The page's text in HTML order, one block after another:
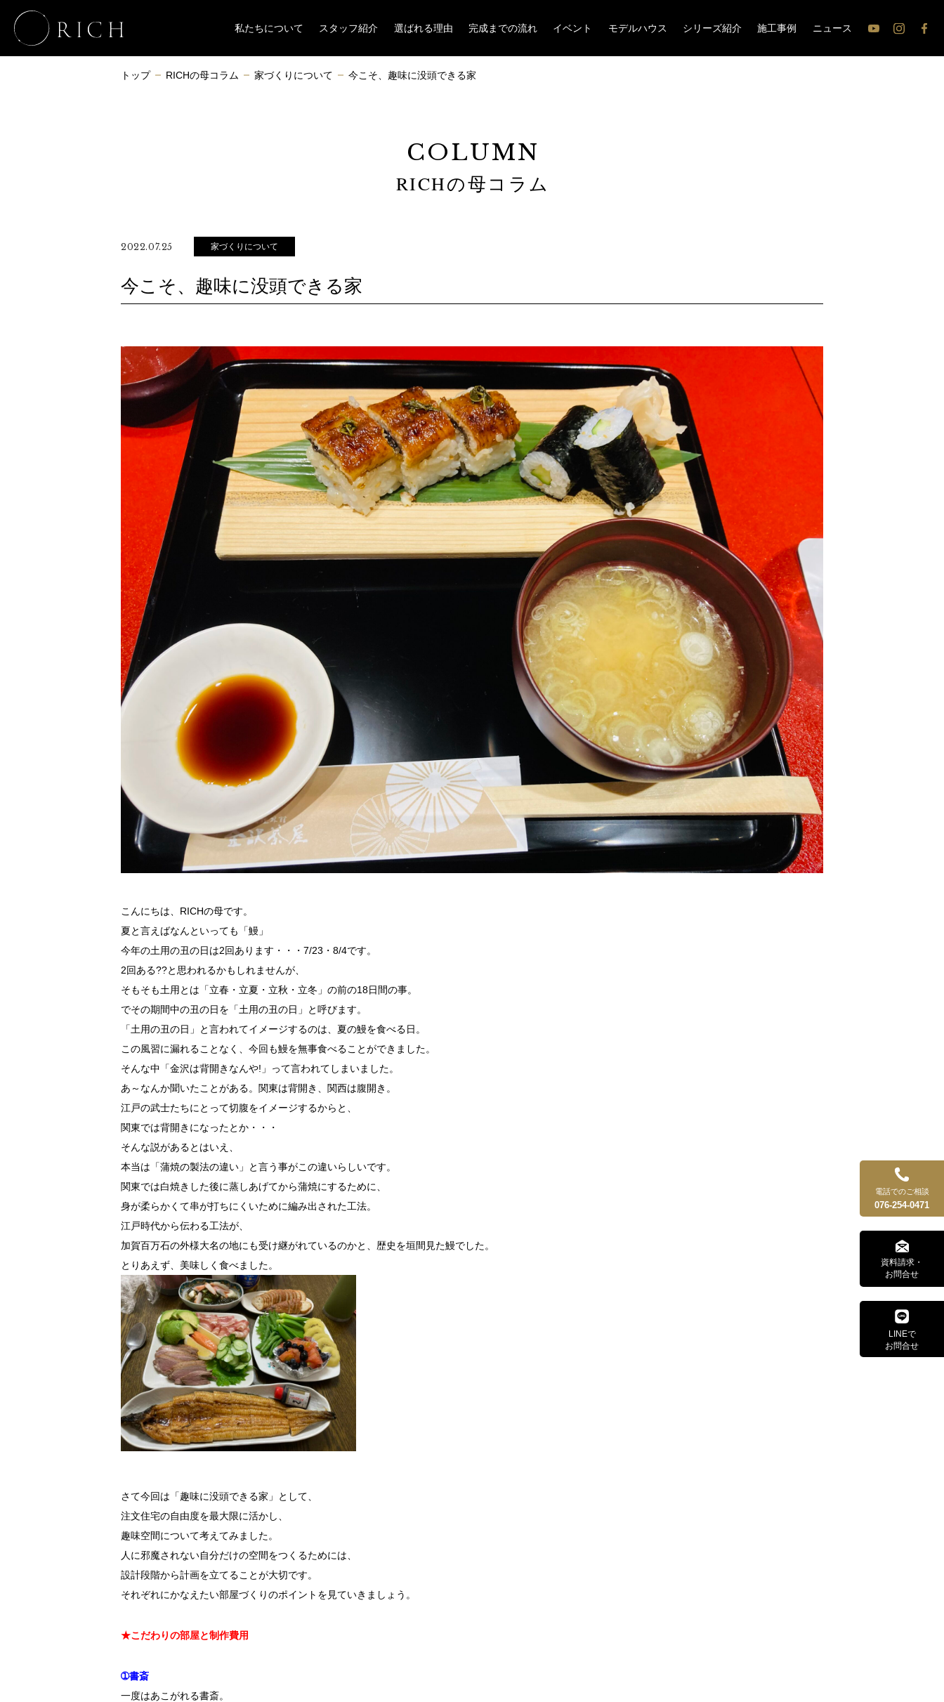
私たちについて スタッフ紹介 選ばれる理由 完成までの流れ イベント モデルハウス シリーズ紹介 施工事例 ニュース
トップ RICHの母コラム 家づくりについて 今こそ、趣味に没頭できる家
COLUMN
RICHの母コラム
2022.07.25 家づくりについて
今こそ、趣味に没頭できる家
こんにちは、RICHの母です。
夏と言えばなんといっても「鰻」
今年の土用の丑の日は2回あります・・・7/23・8/4です。
2回ある??と思われるかもしれませんが、
そもそも土用とは「立春・立夏・立秋・立冬」の前の18日間の事。
でその期間中の丑の日を「土用の丑の日」と呼びます。
「土用の丑の日」と言われてイメージするのは、夏の鰻を食べる日。
この風習に漏れることなく、今回も鰻を無事食べることができました。
そんな中「金沢は背開きなんや!」って言われてしまいました。
あ～なんか聞いたことがある。関東は背開き、関西は腹開き。
江戸の武士たちにとって切腹をイメージするからと、
関東では背開きになったとか・・・
そんな説があるとはいえ、
本当は「蒲焼の製法の違い」と言う事がこの違いらしいです。
関東では白焼きした後に蒸しあげてから蒲焼にするために、
身が柔らかくて串が打ちにくいために編み出された工法。
江戸時代から伝わる工法が、
加賀百万石の外様大名の地にも受け継がれているのかと、歴史を垣間見た鰻でした。
とりあえず、美味しく食べました。
さて今回は「趣味に没頭できる家」として、
注文住宅の自由度を最大限に活かし、
趣味空間について考えてみました。
人に邪魔されない自分だけの空間をつくるためには、
設計段階から計画を立てることが大切です。
それぞれにかなえたい部屋づくりのポイントを見ていきましょう。
★こだわりの部屋と制作費用
➀書斎
一度はあこがれる書斎。
電話でのご相談
076-254-0471
資料請求・
お問合せ
LINEで
お問合せ